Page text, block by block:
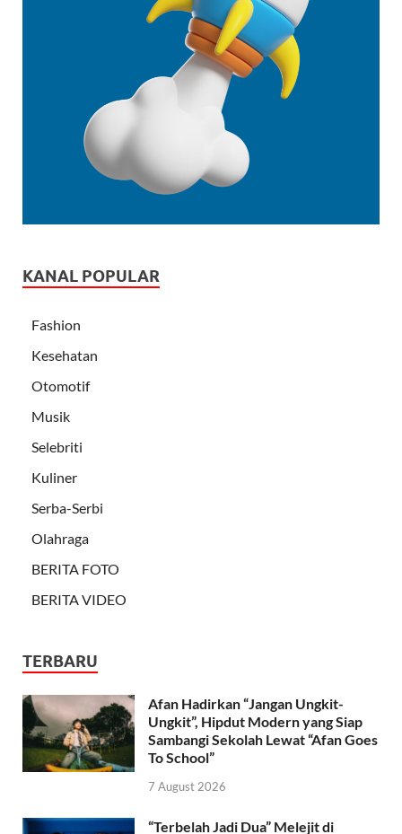
KANAL POPULAR
Fashion
Kesehatan
Otomotif
Musik
Selebriti
Kuliner
Serba-Serbi
Olahraga
BERITA FOTO
BERITA VIDEO
TERBARU
Afan Hadirkan “Jangan Ungkit-
Ungkit”, Hipdut Modern yang Siap
Sambangi Sekolah Lewat “Afan Goes
To School”
7 August 2026
“Terbelah Jadi Dua” Melejit di